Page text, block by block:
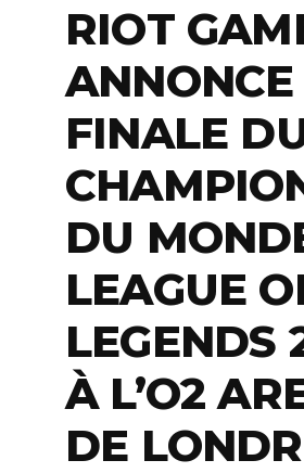
RIOT
FINALE
DU
LEAGUE
LEGENDS
À L’O2
DE